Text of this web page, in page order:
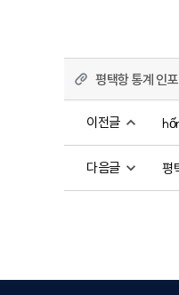
평택항 통계 인
이전글
다음글 평